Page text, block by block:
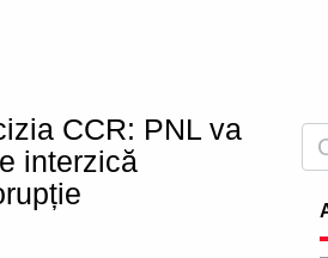
CCR: PNL va
interzică